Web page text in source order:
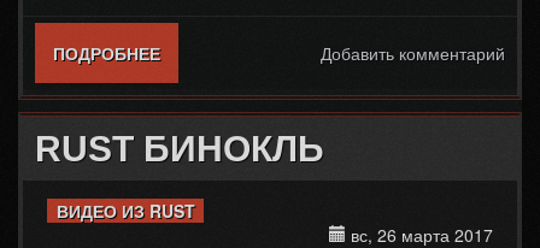
ПОДРОБНЕЕО RUST БОМБЫ-СТРЕЛЫ ЕЩЁ ЭПИЧНЕЕ
(#147)
Добавить комментарий
RUST БИНОКЛЬ
ВИДЕО ИЗ RUST
вс, 26 марта 2017